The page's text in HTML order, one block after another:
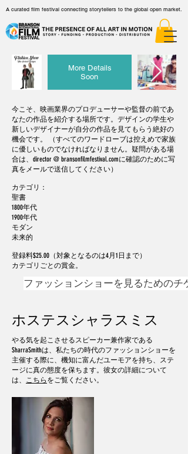
A curated film festival connecting storytellers to the global open market.
More Details
Soon
今こそ、映画業界のプロデューサーや監督の前であ
なたの作品を紹介する場所です。デザインの学生や
新しいデザイナーが自分の作品を見てもらう絶好の
機会です。 （すべてのワードローブは控えめで家族
に優しいものでなければなりません。疑問がある場
合は、director @ bransonfilmfestival.comに確認のために写
真をメールで送信してください）
カテゴリ：
聖書
1800年代
1900年代
モダン
未来的
登録料$25.00（対象となるのは4月1日まで）
カテゴリごとの賞金。
ファッションショーを見るためのチ
ホステスシャラスミス
やる気を起こさせるスピーカー兼作家である
SharraSmithは、私たちの時代のファッションショーを
主催する際に、機知に富んだユーモアを持ち、ステ
ージに真の態度を保ちます。彼女の詳細について
は、
こちら をご覧ください。